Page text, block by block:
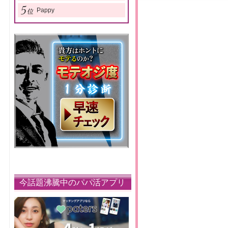
Pappy
今話題沸騰中のパパ活アプリ